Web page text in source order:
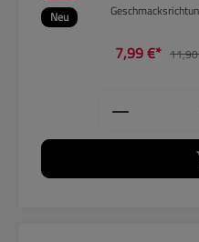
Neu
7,99 €*
Produkt